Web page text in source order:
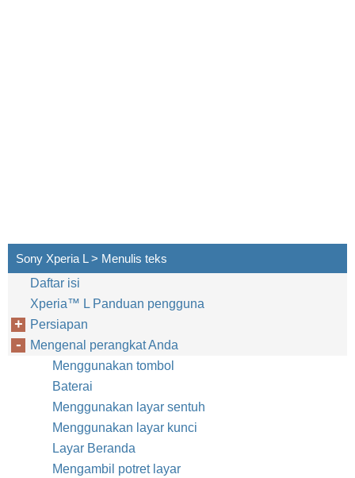
Sony Xperia L > Menulis teks
Daftar isi
Xperia™‎ L Panduan pengguna
Persiapan
Mengenal perangkat Anda
Menggunakan tombol
Baterai
Menggunakan layar sentuh
Menggunakan layar kunci
Layar Beranda
Mengambil potret layar